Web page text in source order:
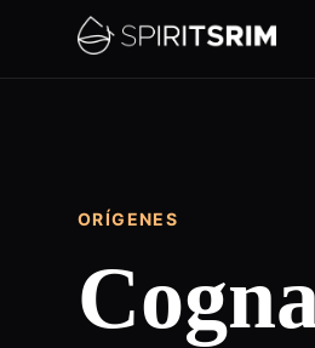
ORÍGENES